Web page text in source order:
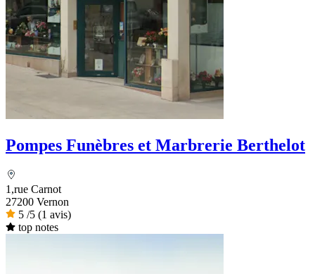
Pompes Funèbres et Marbrerie Berthelot
1,rue Carnot
27200 Vernon
5 /5 (1 avis)
top notes